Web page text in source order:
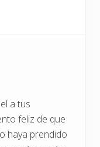
a tus
feliz de que
haya prendido